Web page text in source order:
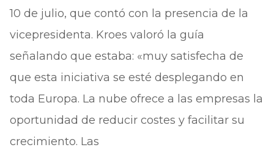
10 de julio, que contó con la presencia de la
vicepresidenta. Kroes valoró la guía
señalando que estaba: «muy satisfecha de
que esta iniciativa se esté desplegando en
toda Europa. La nube ofrece a las empresas la
oportunidad de reducir costes y facilitar su
crecimiento. Las